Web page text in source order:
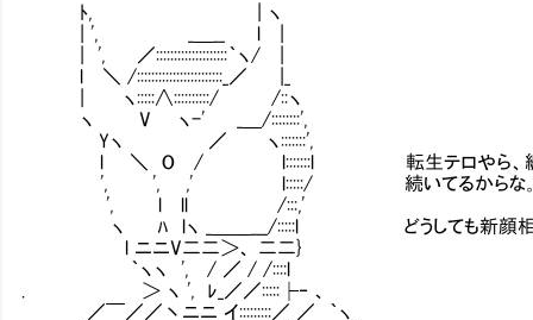
ﾄ, | ヽ
| ', _＿__ l |
| ', ／::::::::::::::::::::｀ヽ/ |
l ＼ /::::::::::::::::::::::::_／ |_
| ヽ:::::∧::::::::::/ /::ヽ
ヽ V ヽ-' _＿/::::::::',
Yヽ ／ ヽ:::::::',
l ＼ O / l:::::::l 転生テロやら、纏足やら……
', ', ,' l:::::/ 続いてるからな
', l ll /:::,'
ヽ ﾊ lヽ _＿＿___/:::::l どうしても新顔相手に身
l ニニV二二＞、 二二}
｀ヽヽ ', / ／ / /::::l
. ＞ ヽ ', ﾚ_／／:::::├‐ 、
／￣／／丶ニニ イ:::::::::／ ／ ｀ヽ